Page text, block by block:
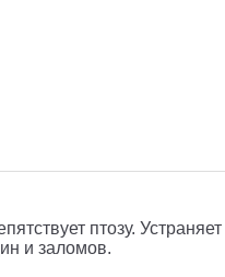
птозу. Устраняет
и заломов.